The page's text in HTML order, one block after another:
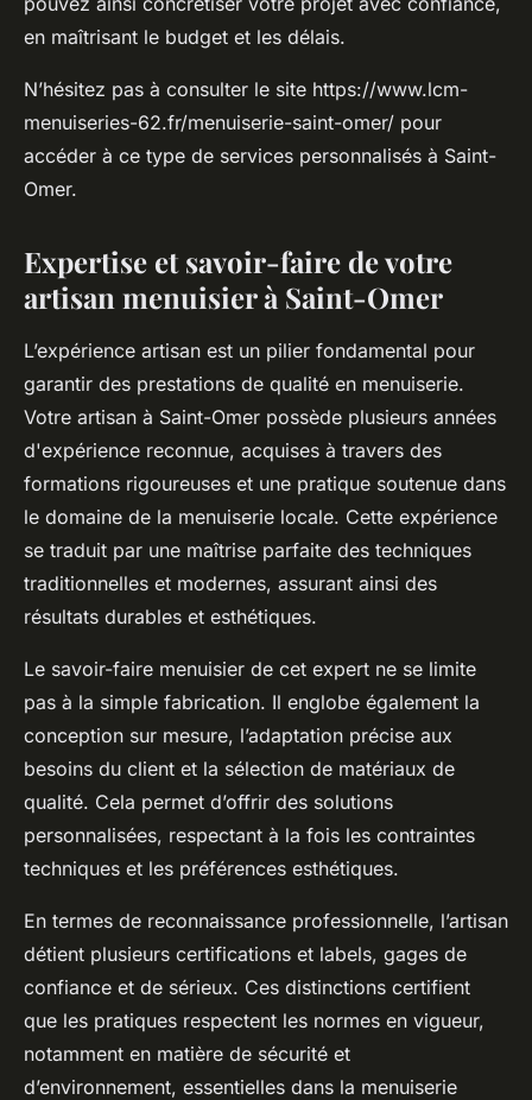
en maîtrisant le budget et les délais.
N’hésitez pas à consulter le site https://www.lcm-
menuiseries-62.fr/menuiserie-saint-omer/ pour
accéder à ce type de services personnalisés à Saint-
Omer.
Expertise et savoir-faire de votre
artisan menuisier à Saint-Omer
L’expérience artisan est un pilier fondamental pour
garantir des prestations de qualité en menuiserie.
Votre artisan à Saint-Omer possède plusieurs années
d'expérience reconnue, acquises à travers des
formations rigoureuses et une pratique soutenue dans
le domaine de la menuiserie locale. Cette expérience
se traduit par une maîtrise parfaite des techniques
traditionnelles et modernes, assurant ainsi des
résultats durables et esthétiques.
Le savoir-faire menuisier de cet expert ne se limite
pas à la simple fabrication. Il englobe également la
conception sur mesure, l’adaptation précise aux
besoins du client et la sélection de matériaux de
qualité. Cela permet d’offrir des solutions
personnalisées, respectant à la fois les contraintes
techniques et les préférences esthétiques.
En termes de reconnaissance professionnelle, l’artisan
détient plusieurs certifications et labels, gages de
confiance et de sérieux. Ces distinctions certifient
que les pratiques respectent les normes en vigueur,
notamment en matière de sécurité et
d’environnement, essentielles dans la menuiserie